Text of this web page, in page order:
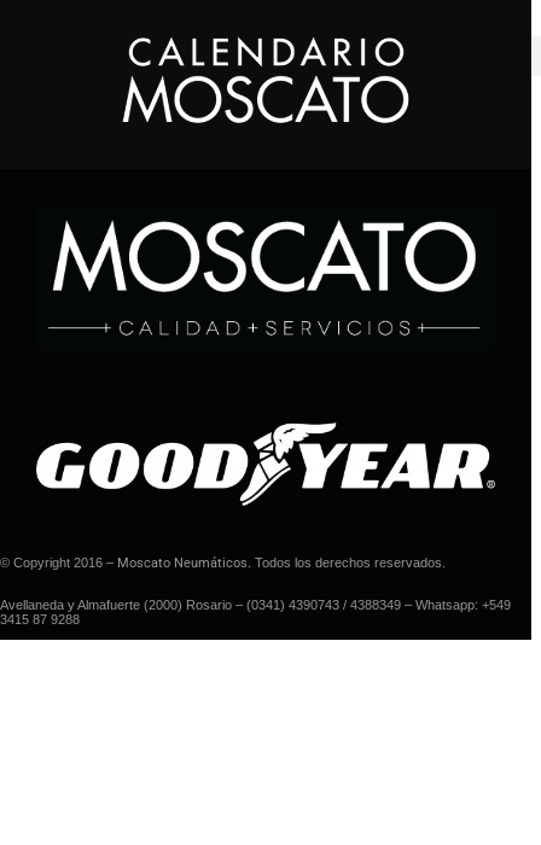
© Copyright 2016 – Moscato Neumáticos . Todos los derechos reservados.
Avellaneda y Almafuerte (2000) Rosario – (0341) 4390743 / 4388349 – Whatsapp: +549
3415 87 9288